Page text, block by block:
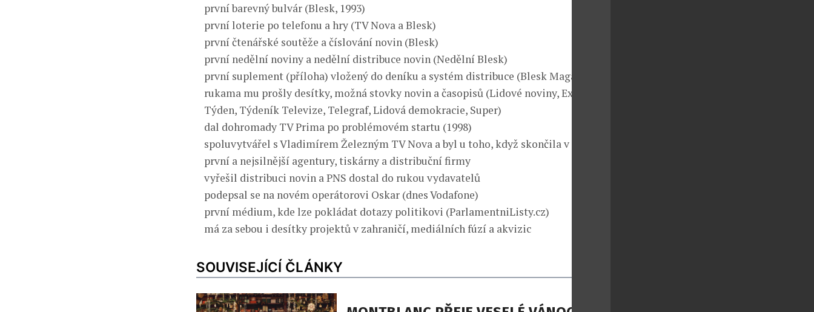
první barevný bulvár (Blesk, 1993)
první loterie po telefonu a hry (TV Nova a Blesk)
první čtenářské soutěže a číslování novin (Blesk)
první nedělní noviny a nedělní distribuce novin (Nedělní Blesk)
první suplement (příloha) vložený do deníku a systém distribuce (Blesk Magazín)
rukama mu prošly desítky, možná stovky novin a časopisů (Lidové noviny, Express,
Týden, Týdeník Televize, Telegraf, Lidová demokracie, Super)
dal dohromady TV Prima po problémovém startu (1998)
spoluvytvářel s Vladimírem Železným TV Nova a byl u toho, když skončila v PPF
první a nejsilnější agentury, tiskárny a distribuční firmy
vyřešil distribuci novin a PNS dostal do rukou vydavatelů
podepsal se na novém operátorovi Oskar (dnes Vodafone)
první médium, kde lze pokládat dotazy politikovi (ParlamentniListy.cz)
má za sebou i desítky projektů v zahraničí, mediálních fúzí a akvizic
SOUVISEJÍCÍ ČLÁNKY